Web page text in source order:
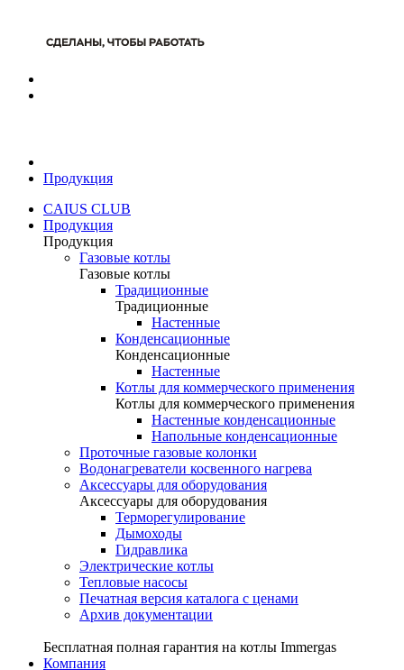
Продукция
CAIUS CLUB
Продукция
Продукция
Газовые котлы
Газовые котлы
Традиционные
Традиционные
Настенные
Конденсационные
Конденсационные
Настенные
Котлы для коммерческого применения
Котлы для коммерческого применения
Настенные конденсационные
Напольные конденсационные
Проточные газовые колонки
Водонагреватели косвенного нагрева
Аксессуары для оборудования
Аксессуары для оборудования
Терморегулирование
Дымоходы
Гидравлика
Электрические котлы
Тепловые насосы
Печатная версия каталога с ценами
Архив документации
Бесплатная полная гарантия на котлы Immergas
Компания